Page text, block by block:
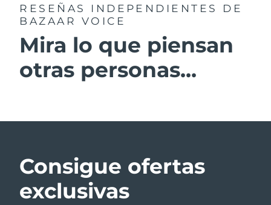
RESEÑAS INDEPENDIENTES
DE
BAZAAR VOICE
Mira lo que piensan
otras personas...
Consigue ofertas
exclusivas